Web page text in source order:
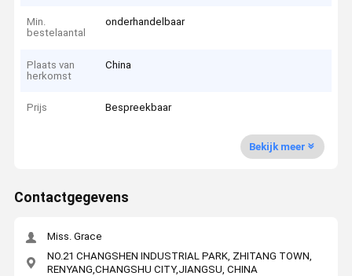
Min.
bestelaantal
onderhandelbaar
Plaats van
herkomst
China
Prijs Bespreekbaar
Bekijk meer
Contactgegevens
Miss. Grace
NO.21 CHANGSHEN INDUSTRIAL PARK, ZHITANG TOWN,
RENYANG,CHANGSHU CITY,JIANGSU, CHINA